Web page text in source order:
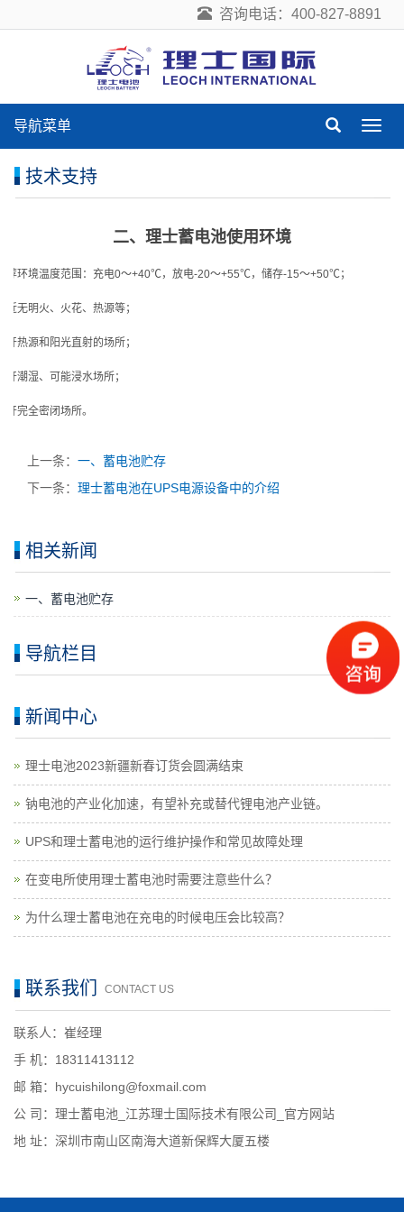
咨询电话：400-827-8891
导
导航菜单
技术支持
二、理士蓄电池使用环境
荐环境温度范围：充电0～+40℃，放电-20～+55℃，储存-15～+50℃；
近无明火、火花、热源等；
开热源和阳光直射的场所；
开潮湿、可能浸水场所；
开完全密闭场所。
上一条： 一、蓄电池贮存
下一条： 理士蓄电池在UPS电源设备中的介绍
相关新闻
一、蓄电池贮存
导航栏目
新闻中心
理士电池2023新疆新春订货会圆满结束
钠电池的产业化加速，有望补充或替代锂电池产业链。
UPS和理士蓄电池的运行维护操作和常见故障处理
在变电所使用理士蓄电池时需要注意些什么？
为什么理士蓄电池在充电的时候电压会比较高？
联系我们 CONTACT US
联系人：崔经理
手 机：18311413112
邮 箱：hycuishilong@foxmail.com
公 司：理士蓄电池_江苏理士国际技术有限公司_官方网站
地 址：深圳市南山区南海大道新保辉大厦五楼